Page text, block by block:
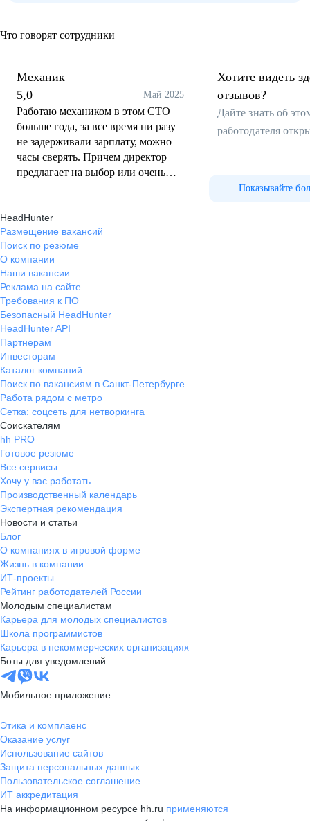
Что говорят сотрудники
Механик
5,0
Май 2025
Работаю механиком в этом СТО
больше года, за все время ни разу
не задерживали зарплату, можно
часы сверять. Причем директор
предлагает на выбор или очень
сотрудники решают сами, что им
больше подходит. Коллектив
отличный, работы хватает, в
принципе всем доволен.
Хотите видеть
отзывов?
Дайте знать об
работодателя
Показывайте
HeadHunter
Размещение вакансий
Поиск по резюме
О компании
Наши вакансии
Реклама на сайте
Требования к ПО
Безопасный HeadHunter
HeadHunter API
Партнерам
Инвесторам
Каталог компаний
Поиск по вакансиям в Санкт-Петербурге
Работа рядом с метро
Сетка: соцсеть для нетворкинга
Соискателям
hh PRO
Готовое резюме
Все сервисы
Хочу у вас работать
Производственный календарь
Экспертная рекомендация
Новости и статьи
Блог
О компаниях в игровой форме
Жизнь в компании
ИТ-проекты
Рейтинг работодателей России
Молодым специалистам
Карьера для молодых специалистов
Школа программистов
Карьера в некоммерческих организациях
Боты для уведомлений
Мобильное приложение
Этика и комплаенс
Оказание услуг
Использование сайтов
Защита персональных данных
Пользовательское соглашение
ИТ аккредитация
На информационном ресурсе hh.ru применяются